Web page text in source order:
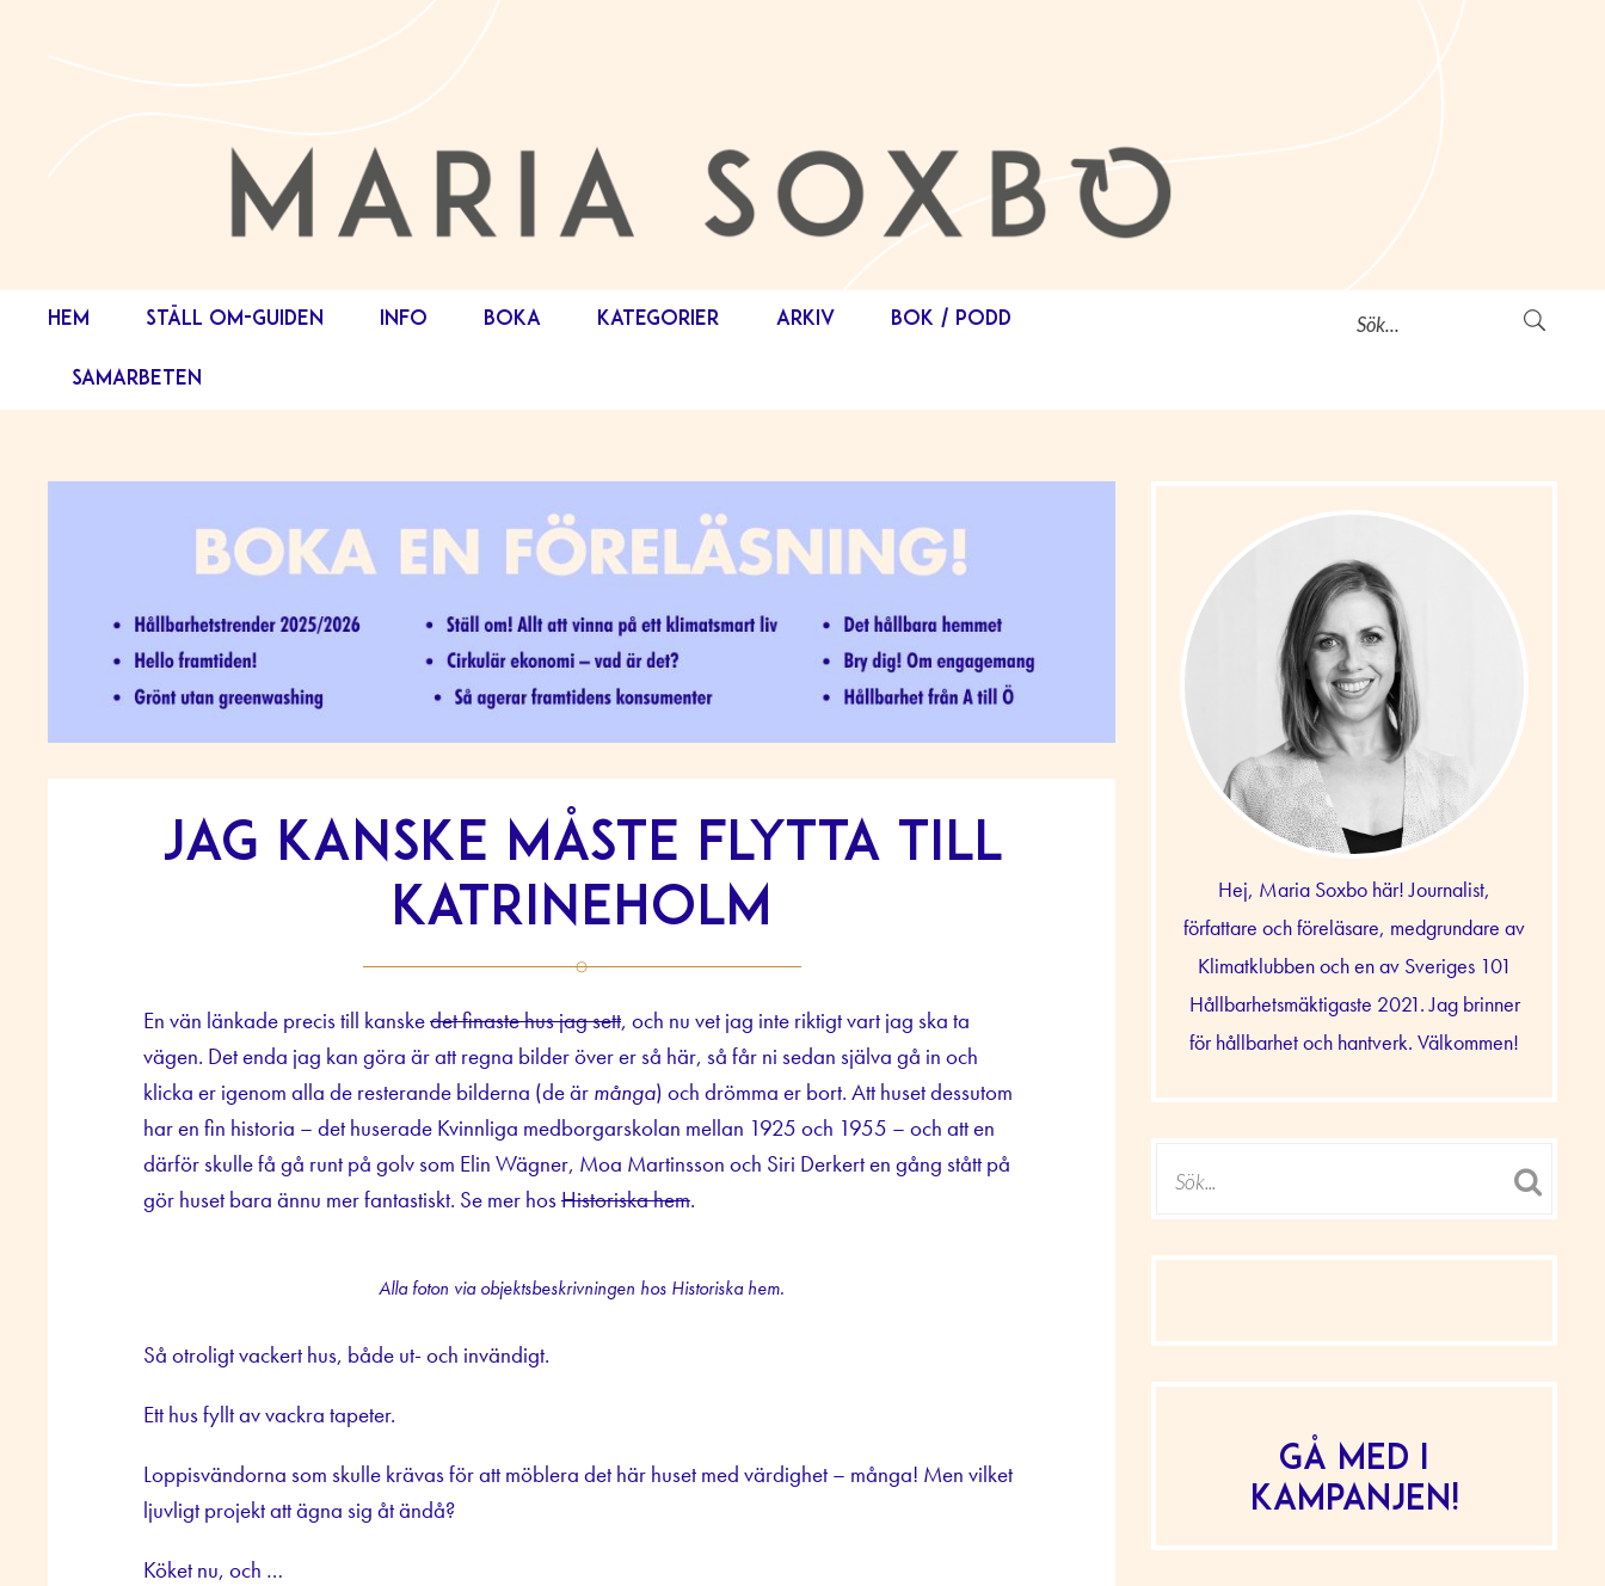
HEM STÄLL OM-GUIDEN INFO BOKA KATEGORIER ARKIV BOK / PODD
SAMARBETEN
Jag kanske måste flytta till
Katrineholm
En vän länkade precis till kanskedet finaste hus jag sett, och nu vet jag inte riktigt vart jag ska ta
vägen. Det enda jag kan göra är att regna bilder över er så här, så får ni sedan själva gå in och
klicka er igenom alla de resterande bilderna (de är många) och drömma er bort. Att huset dessutom
har en fin historia – det huserade Kvinnliga medborgarskolan mellan 1925 och 1955 – och att en
därför skulle få gå runt på golv som Elin Wägner, Moa Martinsson och Siri Derkert en gång stått på
gör huset bara ännu mer fantastiskt. Se mer hosHistoriska hem.
Alla foton via objektsbeskrivningen hos Historiska hem.
Så otroligt vackert hus, både ut- och invändigt.
Ett hus fyllt av vackra tapeter.
Loppisvändorna som skulle krävas för att möblera det här huset med värdighet – många! Men vilket
ljuvligt projekt att ägna sig åt ändå?
Köket nu, och …
Hej, Maria Soxbo här! Journalist,
författare och föreläsare, medgrundare av
Klimatklubben och en av Sveriges 101
Hållbarhetsmäktigaste 2021. Jag brinner
för hållbarhet och hantverk. Välkommen!
Gå med i
kampanjen!